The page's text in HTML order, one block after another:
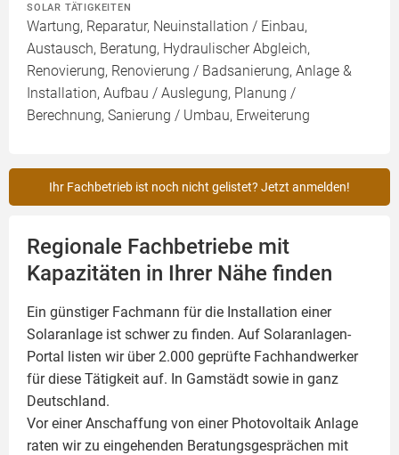
SOLAR TÄTIGKEITEN
Wartung, Reparatur, Neuinstallation / Einbau,
Austausch, Beratung, Hydraulischer Abgleich,
Renovierung, Renovierung / Badsanierung, Anlage &
Installation, Aufbau / Auslegung, Planung /
Berechnung, Sanierung / Umbau, Erweiterung
Ihr Fachbetrieb ist noch nicht gelistet? Jetzt anmelden!
Regionale Fachbetriebe mit
Kapazitäten in Ihrer Nähe finden
Ein günstiger Fachmann für die Installation einer
Solaranlage ist schwer zu finden. Auf Solaranlagen-
Portal listen wir über 2.000 geprüfte Fachhandwerker
für diese Tätigkeit auf. In Gamstädt sowie in ganz
Deutschland.
Vor einer Anschaffung von einer Photovoltaik Anlage
raten wir zu eingehenden Beratungsgesprächen mit